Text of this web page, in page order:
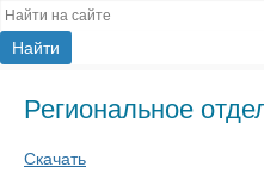
Региональное
Скачать